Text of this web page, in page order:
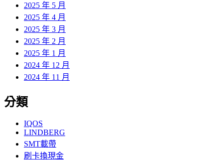
2025 年 5 月
2025 年 4 月
2025 年 3 月
2025 年 2 月
2025 年 1 月
2024 年 12 月
2024 年 11 月
分類
IQOS
LINDBERG
SMT載帶
刷卡換現金